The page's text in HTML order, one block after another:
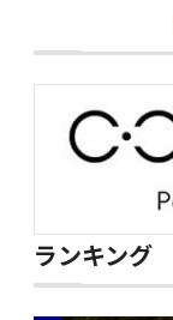
ランキング